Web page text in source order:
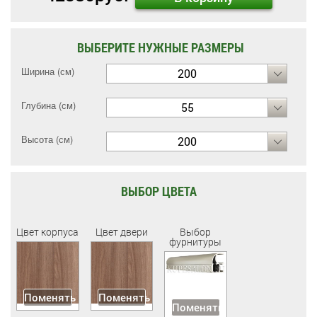
ВЫБЕРИТЕ НУЖНЫЕ РАЗМЕРЫ
Ширина (см) 200
Глубина (см) 55
Высота (см) 200
ВЫБОР ЦВЕТА
Цвет корпуса
Поменять
Цвет двери
Поменять
Выбор
фурнитуры
Поменять